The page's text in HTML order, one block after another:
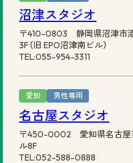
沼津スタジオ
〒410-0803 静岡県沼津市
3F（旧 EPO沼津南ビル）
TEL:055-954-3311
愛知 男性専用
名古屋スタジオ
〒450-0002 愛知県名古屋
ル8F
TEL:052-588-0888